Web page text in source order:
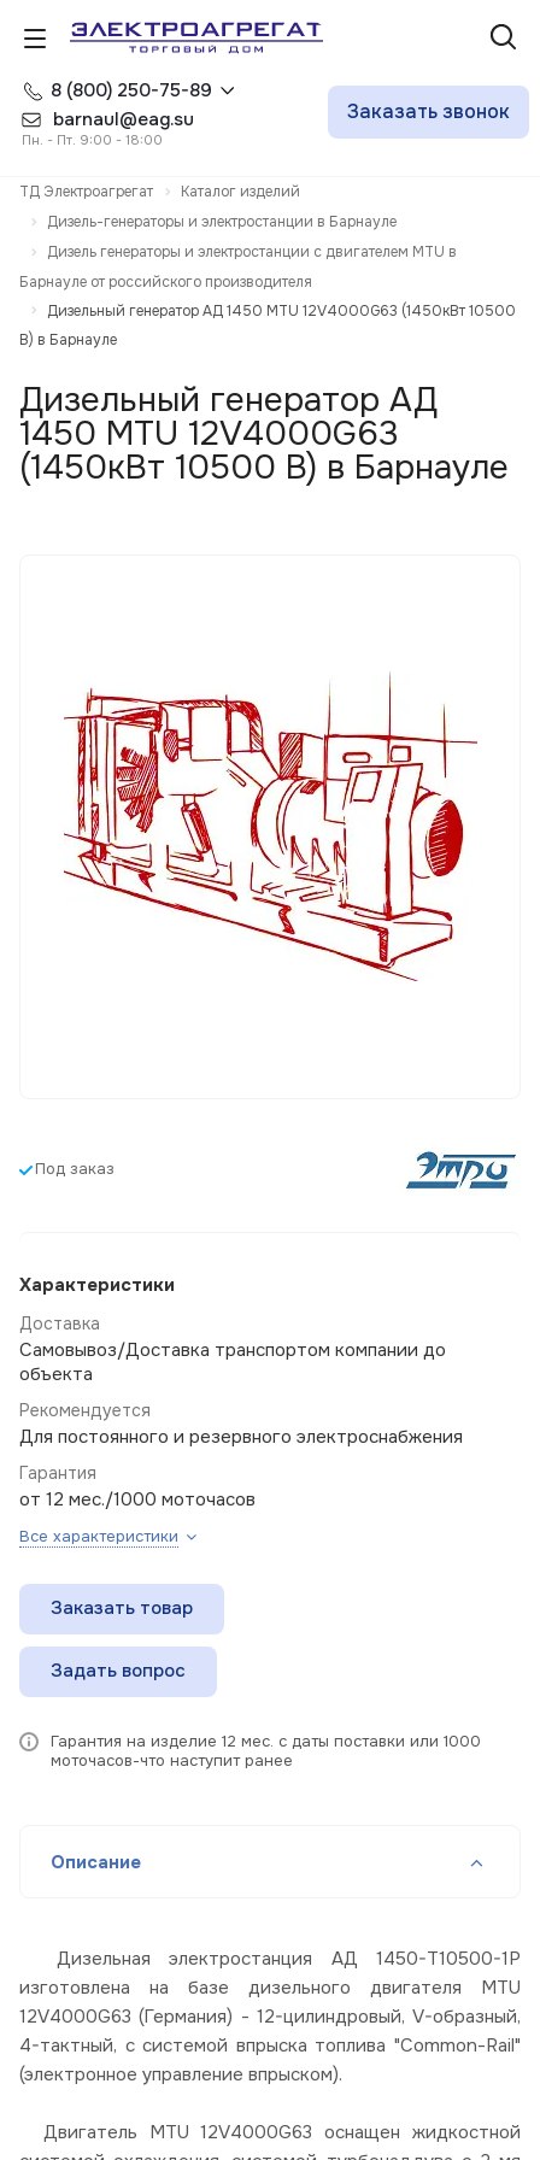
8 (800) 250-75-89
barnaul@eag.su
Пн. - Пт. 9:00 - 18:00
Заказать звонок
ТД Электроагрегат
Каталог изделий
Дизель-генераторы и электростанции в Барнауле
Дизель генераторы и электростанции с двигателем MTU в
Барнауле от российского производителя
Дизельный генератор АД 1450 MTU 12V4000G63 (1450кВт 10500
В) в Барнауле
Дизельный генератор АД
1450 MTU 12V4000G63
(1450кВт 10500 В) в Барнауле
Под заказ
Характеристики
Доставка
Самовывоз/Доставка транспортом компании до
объекта
Рекомендуется
Для постоянного и резервного электроснабжения
Гарантия
от 12 мес./1000 моточасов
Все характеристики
Заказать товар
Задать вопрос
Гарантия на изделие 12 мес. с даты поставки или 1000
моточасов-что наступит ранее
Описание
Дизельная электростанция АД 1450-Т10500-1Р
изготовлена на базе дизельного двигателя MTU
12V4000G63 (Германия) - 12-цилиндровый, V-образный,
4-тактный, с системой впрыска топлива "Common-Rail"
(электронное управление впрыском).
Двигатель MTU 12V4000G63 оснащен жидкостной